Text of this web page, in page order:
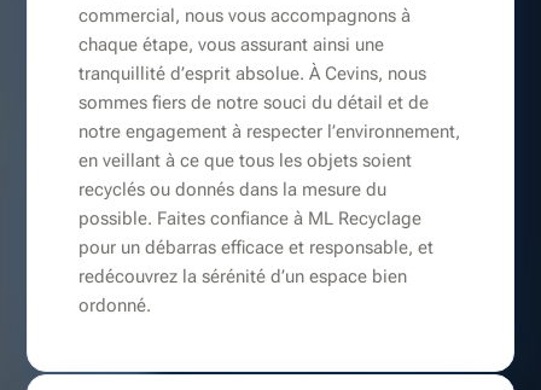
commercial, nous vous accompagnons à
chaque étape, vous assurant ainsi une
tranquillité d’esprit absolue. À Cevins, nous
sommes fiers de notre souci du détail et de
notre engagement à respecter l’environnement,
en veillant à ce que tous les objets soient
recyclés ou donnés dans la mesure du
possible. Faites confiance à ML Recyclage
pour un débarras efficace et responsable, et
redécouvrez la sérénité d’un espace bien
ordonné.